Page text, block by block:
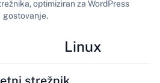
optimiziran za WordPress
gostovanje.
Linux